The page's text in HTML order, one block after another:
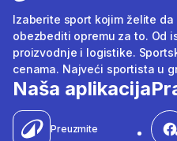
Izaberite sport kojim želite da
obezbediti opremu za to. Od
proizvodnje i logistike.
cenama. Najveći sportista u
Naša aplikacija
Preuzmite